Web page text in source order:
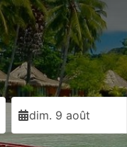
dim. 9 août